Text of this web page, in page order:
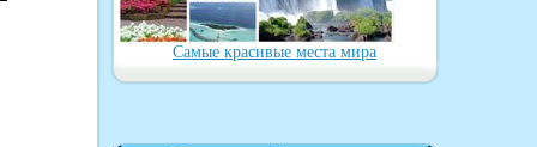
Самые красивые места мира